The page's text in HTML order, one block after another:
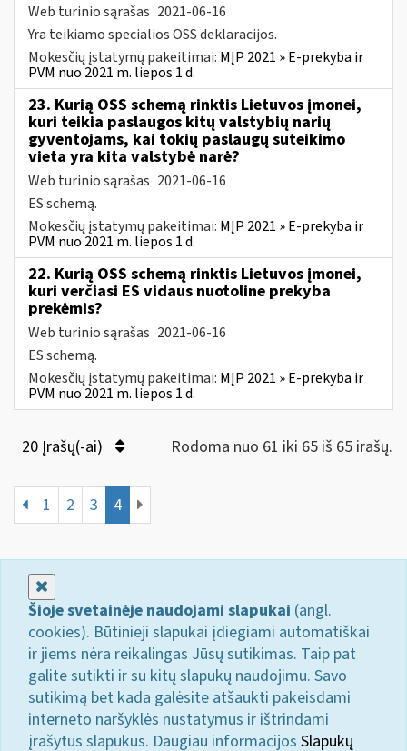
Web turinio sąrašas 2021-06-16
Yra teikiamo specialios OSS deklaracijos.
Mokesčių įstatymų pakeitimai: MĮP 2021 » E-prekyba ir
PVM nuo 2021 m. liepos 1 d.
23. Kurią OSS schemą rinktis Lietuvos įmonei,
kuri teikia paslaugos kitų valstybių narių
gyventojams, kai tokių paslaugų suteikimo
vieta yra kita valstybė narė?
Web turinio sąrašas 2021-06-16
ES schemą.
Mokesčių įstatymų pakeitimai: MĮP 2021 » E-prekyba ir
PVM nuo 2021 m. liepos 1 d.
22. Kurią OSS schemą rinktis Lietuvos įmonei,
kuri verčiasi ES vidaus nuotoline prekyba
prekėmis?
Web turinio sąrašas 2021-06-16
ES schemą.
Mokesčių įstatymų pakeitimai: MĮP 2021 » E-prekyba ir
PVM nuo 2021 m. liepos 1 d.
20 Įrašų(-ai) Rodoma nuo 61 iki 65 iš 65 irašų.
1 2 3 4
Šioje svetainėje naudojami slapukai (angl.
cookies). Būtinieji slapukai įdiegiami automatiškai
ir jiems nėra reikalingas Jūsų sutikimas. Taip pat
galite sutikti ir su kitų slapukų naudojimu. Savo
sutikimą bet kada galėsite atšaukti pakeisdami
interneto naršyklės nustatymus ir ištrindami
įrašytus slapukus. Daugiau informacijos Slapukų